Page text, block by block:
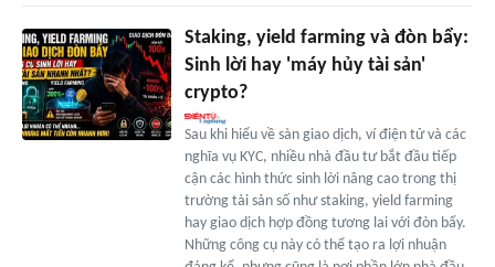
Staking, yield farming và đòn bẩy:
Sinh lời hay 'máy hủy tài sản'
crypto?
Sau khi hiểu về sàn giao dịch, ví điện tử và các
nghĩa vụ KYC, nhiều nhà đầu tư bắt đầu tiếp
cận các hình thức sinh lời nâng cao trong thị
trường tài sản số như staking, yield farming
hay giao dịch hợp đồng tương lai với đòn bẩy.
Những công cụ này có thể tạo ra lợi nhuận